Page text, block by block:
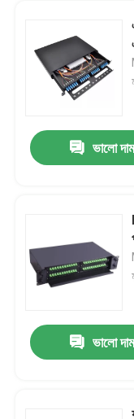
ভালো দাম
ভালো দাম